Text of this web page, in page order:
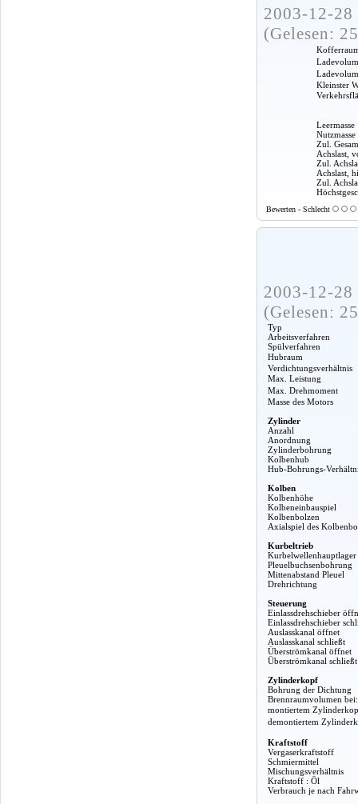
2003-12-
(Gelesen:
Kleinster
Leermasse
Nutzmasse
Zul.
Achslast,
Zul.
Achslast,
Zul.
Bewerten - Schlecht
2003-12-
(Gelesen:
Typ
Arbeitsverfahren
Spülverfahren
Hubraum
Verdichtungsverhältnis
Max. Leistung
Max. Drehmoment
Masse des Motors
Zylinder
Anzahl
Anordnung
Zylinderbohrung
Kolbenhub
Hub-Bohrungs-
Kolben
Kolbenhöhe
Kolbeneinbauspiel
Kolbenbolzen
Axialspiel des
Kurbeltrieb
Kurbelwellenhauptlager
Pleuelbuchsenbohrung
Mittenabstand Pleuel
Drehrichtung
Steuerung
Einlassdrehschieber
Einlassdrehschieber
Auslasskanal öffnet
Auslasskanal schließt
Überströmkanal öffnet
Überströmkanal schließt
Zylinderkopf
Bohrung der Dichtung
Brennraumvolumen bei:
montiertem
demontiertem
Kraftstoff
Vergaserkraftstoff
Schmiermittel
Mischungsverhältnis
Kraftstoff : Öl
Verbrauch je nach